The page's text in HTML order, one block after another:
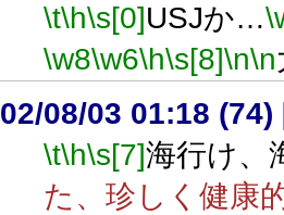
\t\h\s[0]USJか…
\w8\w6\h\s[8]\n\n
02/08/03 01:18 (74)
\t\h\s[7]海行け、
た、珍しく健康